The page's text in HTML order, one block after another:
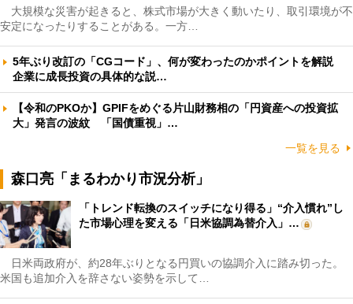
大規模な災害が起きると、株式市場が大きく動いたり、取引環境が不
安定になったりすることがある。一方…
5年ぶり改訂の「CGコード」、何が変わったのかポイントを解説
企業に成長投資の具体的な説…
【令和のPKOか】GPIFをめぐる片山財務相の「円資産への投資拡
大」発言の波紋 「国債重視」…
一覧を見る
森口亮「まるわかり市況分析」
「トレンド転換のスイッチになり得る」“介入慣れ”し
た市場心理を変える「日米協調為替介入」…
日米両政府が、約28年ぶりとなる円買いの協調介入に踏み切った。
米国も追加介入を辞さない姿勢を示して…